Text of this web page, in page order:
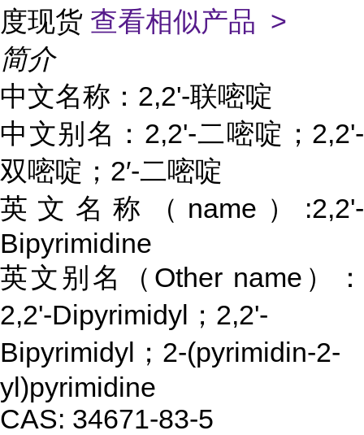
度现货 查看相似产品 >
简介
中文名称：2,2'-联嘧啶
中文别名：2,2'-二嘧啶；2,2'-
双嘧啶；2′-二嘧啶
英文名称（name）:2,2'-
Bipyrimidine
英文别名（Other name）：
2,2'-Dipyrimidyl；2,2'-
Bipyrimidyl；2-(pyrimidin-2-
yl)pyrimidine
CAS: 34671-83-5